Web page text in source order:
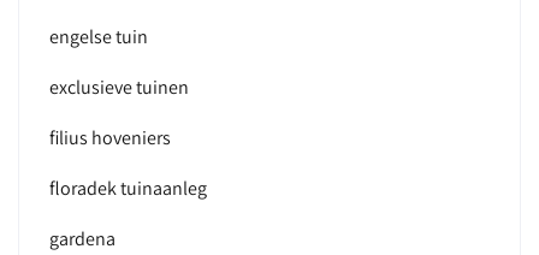
engelse tuin
exclusieve tuinen
filius hoveniers
floradek tuinaanleg
gardena